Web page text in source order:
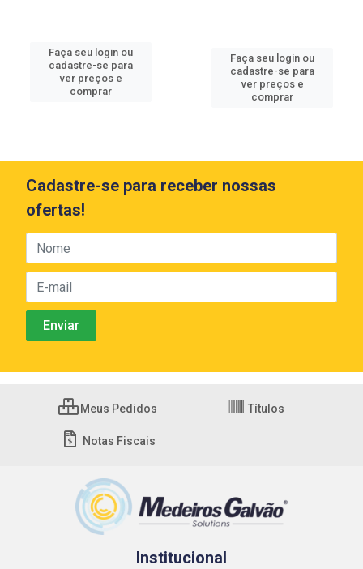
Faça seu login ou
cadastre-se para
ver preços e
comprar
Faça seu login ou
cadastre-se para
ver preços e
comprar
Cadastre-se para receber nossas
ofertas!
Meus Pedidos Títulos
Notas Fiscais
Institucional